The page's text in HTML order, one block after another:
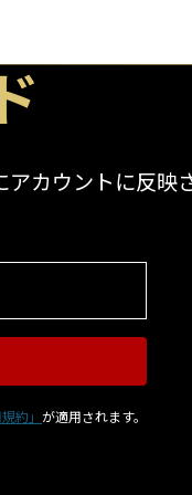
カウントに反映
約」 が適用されます。